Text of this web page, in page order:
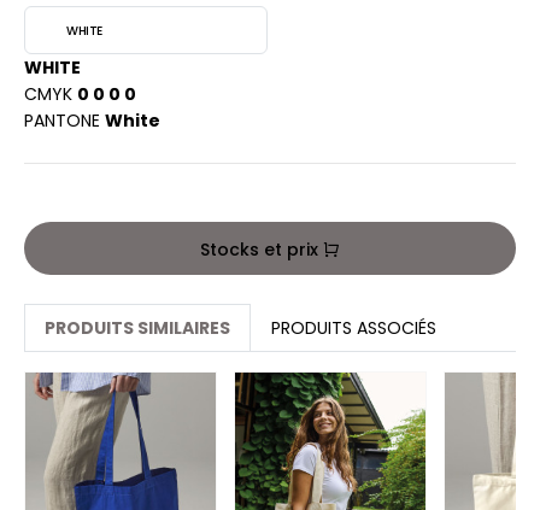
LEWIS
ATHLETIC®
ATHLETIC® COLLECTION
ETIQUETTE
CLOTHING
WHITE
WHITE
CMYK 0 0 0 0
PANTONE White
Stocks et prix
PRODUITS SIMILAIRES PRODUITS ASSOCIÉS